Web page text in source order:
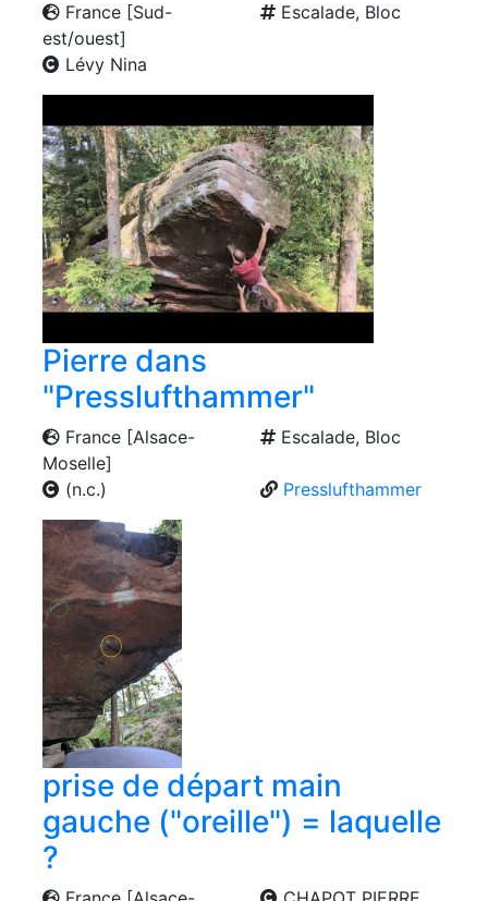
France [Sud-
est/ouest]
Escalade, Bloc
Lévy Nina
Pierre dans
"Presslufthammer"
France [Alsace-
Moselle]
Escalade, Bloc
(n.c.) Presslufthammer
prise de départ main
gauche ("oreille") = laquelle
?